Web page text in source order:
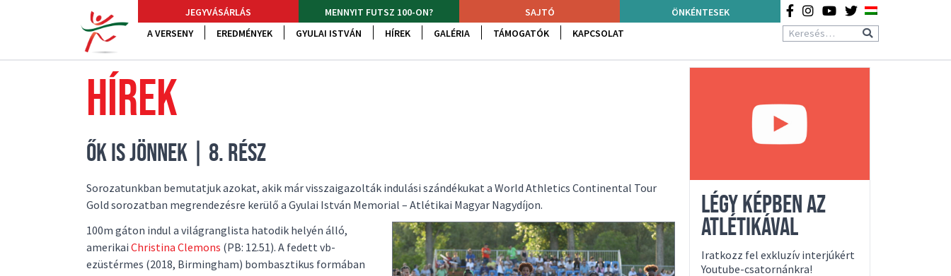
JEGYVÁSÁRLÁS MENNYIT FUTSZ 100-ON? SAJTÓ
ÖNKÉNTESEK
A VERSENY
EREDMÉNYEK GYULAI ISTVÁN HÍREK GALÉRIA TÁMOGATÓK KAPCSOLAT
HÍREK
ŐK IS JÖNNEK | 8. RÉSZ
Sorozatunkban bemutatjuk azokat, akik már visszaigazolták indulási szándékukat a World Athletics Continental Tour
Gold sorozatban megrendezésre kerülő a Gyulai István Memorial – Atlétikai Magyar Nagydíjon.
100m gáton indul a világranglista hatodik helyén álló,
amerikai Christina Clemons (PB: 12.51). A fedett vb-
ezüstérmes (2018, Birmingham) bombasztikus formában
LÉGY KÉPBEN AZ
ATLÉTIKÁVAL
Iratkozz fel exkluzív interjúkért
Youtube-csatornánkra!